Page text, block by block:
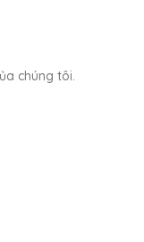
chúng tôi.